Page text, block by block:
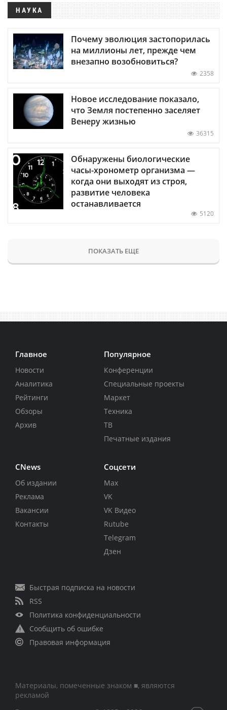
НАУКА
Почему эволюция застопорилась
на миллионы лет, прежде чем
внезапно возобновиться?
2358
Новое исследование показало,
что Земля постепенно заселяет
Венеру жизнью
36315
Обнаружены биологические
часы-хронометр организма —
когда они выходят из строя,
развитие человека
останавливается
5120
ПОКАЗАТЬ ЕЩЕ
Главное
Новости
Аналитика
Рейтинги
Обзоры
Архив
Популярное
Конференции
Специальные проекты
Маркет
Техника
ТВ
Печатные издания
CNews
Об издании
Реклама
Вакансии
Контакты
Соцсети
Max
VK
VK Видео
Rutube
Telegram
Дзен
Быстрая подписка на новости
RSS
Политика конфиденциальности
Сообщить об ошибке
Правовая информация
Материалы, помеченные знаком ■, являются
рекламой